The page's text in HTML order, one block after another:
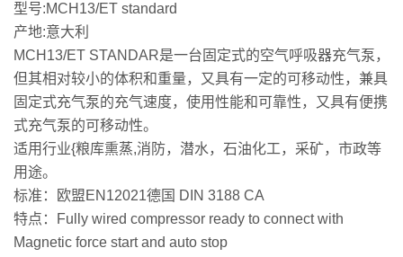
型号:MCH13/ET standard
产地:意大利
MCH13/ET STANDAR是一台固定式的空气呼吸器充气泵，
但其相对较小的体积和重量，又具有一定的可移动性，兼具
固定式充气泵的充气速度，使用性能和可靠性，又具有便携
式充气泵的可移动性。
适用行业{粮库熏蒸,消防，潜水，石油化工，采矿，市政等
用途。
标准：欧盟EN12021德国 DIN 3188 CA
特点：Fully wired compressor ready to connect with
Magnetic force start and auto stop